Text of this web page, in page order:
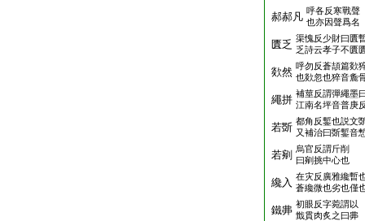
郝郝凡 呼各反寒戰聲
也亦因聲爲名
匱乏 渠愧反少財曰匱
乏詩云孝子不匱
欻然 呼勿反蒼頡篇欻
也欻忽也猝音麁
繩拼 補莖反謂彈繩墨
江南名坪音普庚
若斲 都角反鏨也説文
又補治曰斲鏨音
若剜
烏官反謂斤削
曰剜挑中心也
纔入 在灾反廣雅纔暫
蒼纔微也劣也僅
鐵丳 初眼反字菀謂以
韱貫肉炙之曰丳